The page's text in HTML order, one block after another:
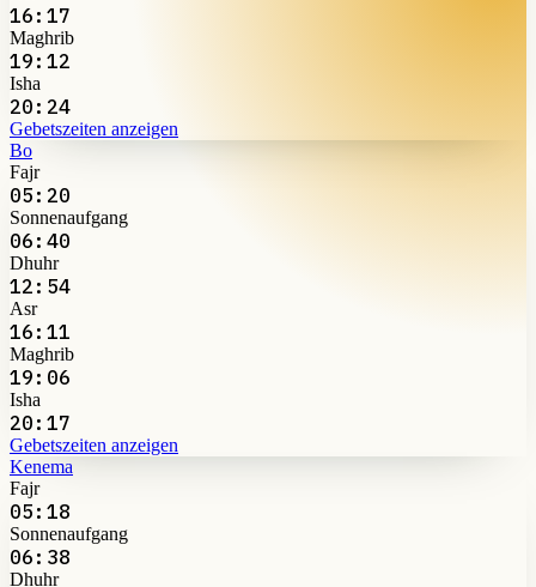
16:17
Maghrib
19:12
Isha
20:24
Gebetszeiten anzeigen
Bo
Fajr
05:20
Sonnenaufgang
06:40
Dhuhr
12:54
Asr
16:11
Maghrib
19:06
Isha
20:17
Gebetszeiten anzeigen
Kenema
Fajr
05:18
Sonnenaufgang
06:38
Dhuhr